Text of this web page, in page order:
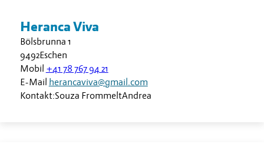
Heranca Viva
Bölsbrunna 1
9492Eschen
Mobil +41 78 767 94 21
E-Mail herancaviva@gmail.com
Kontakt:Souza FrommeltAndrea